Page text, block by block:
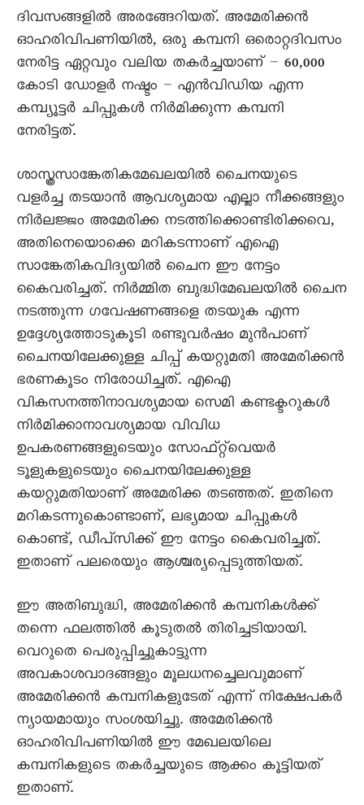
ദിവസങ്ങളിൽ അരങ്ങേറിയത്. അമേരിക്കൻ
ഓഹരിവിപണിയിൽ, ഒരു കമ്പനി ഒരൊറ്റദിവസം
നേരിട്ട ഏറ്റവും വലിയ തകർച്ചയാണ് – 60,000
കോടി ഡോളർ നഷ്ടം – എൻവിഡിയ എന്ന
കമ്പ്യൂട്ടർ ചിപ്പുകൾ നിർമിക്കുന്ന കമ്പനി
നേരിട്ടത്.
ശാസ്ത്രസാങ്കേതികമേഖലയിൽ ചൈനയുടെ
വളർച്ച തടയാൻ ആവശ്യമായ എല്ലാ നീക്കങ്ങളും
നിർലജ്ജം അമേരിക്ക നടത്തിക്കൊണ്ടിരിക്കവെ,
അതിനെയൊക്കെ മറികടന്നാണ് എഐ
സാങ്കേതികവിദ്യയിൽ ചൈന ഈ നേട്ടം
കൈവരിച്ചത്. നിർമ്മിത ബുദ്ധിമേഖലയിൽ ചൈന
നടത്തുന്ന ഗവേഷണങ്ങളെ തടയുക എന്ന
ഉദ്ദേശ്യത്തോടുകൂടി രണ്ടുവർഷം മുൻപാണ്
ചൈനയിലേക്കുള്ള ചിപ്പ് കയറ്റുമതി അമേരിക്കൻ
ഭരണകൂടം നിരോധിച്ചത്. എഐ
വികസനത്തിനാവശ്യമായ സെമി കണ്ടക്ടറുകൾ
നിർമിക്കാനാവശ്യമായ വിവിധ
ഉപകരണങ്ങളുടെയും സോഫ്‌റ്റ്‌വെയർ
ടൂളുകളുടെയും ചൈനയിലേക്കുള്ള
കയറ്റുമതിയാണ് അമേരിക്ക തടഞ്ഞത്. ഇതിനെ
മറികടന്നുകൊണ്ടാണ്, ലഭ്യമായ ചിപ്പുകൾ
കൊണ്ട്, ഡീപ്‌സിക്ക് ഈ നേട്ടം കൈവരിച്ചത്.
ഇതാണ് പലരെയും ആശ്ചര്യപ്പെടുത്തിയത്.
ഈ അതിബുദ്ധി, അമേരിക്കൻ കമ്പനികൾക്ക്
തന്നെ ഫലത്തിൽ കൂടുതൽ തിരിച്ചടിയായി.
വെറുതെ പെരുപ്പിച്ചുകാട്ടുന്ന
അവകാശവാദങ്ങളും മൂലധനച്ചെലവുമാണ്
അമേരിക്കൻ കമ്പനികളുടേത് എന്ന് നിക്ഷേപകർ
ന്യായമായും സംശയിച്ചു. അമേരിക്കൻ
ഓഹരിവിപണിയിൽ ഈ മേഖലയിലെ
കമ്പനികളുടെ തകർച്ചയുടെ ആക്കം കൂട്ടിയത്
ഇതാണ്.